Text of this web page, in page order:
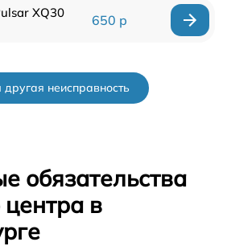
XQ30
650 р
другая неисправность
обязательства
центра в